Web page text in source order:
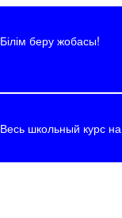
Білім беру жобасы!
Весь школьный курс